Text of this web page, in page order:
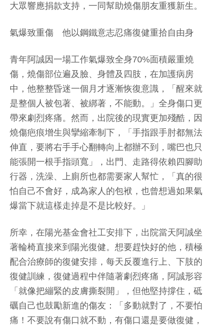
大眾響應捐款支持，一同幫助燒傷朋友重獲新生。
氣爆致重傷 他以鋼鐵意志忍痛復健重拾自由身
青年阿誠因一場工作氣爆致全身70%面積嚴重燒
傷，燒傷部位遍及臉、身體及四肢，在加護病房
中，他整整昏迷一個月才逐漸恢復意識，「醒來就
是整個人被包著、被綁著，不能動。」全身傷口更
帶來劇烈疼痛。然而，出院後的現實更加殘酷，因
燒傷疤痕增生與攣縮牽制下，「手指跟手肘都無法
伸直，要將右手手心翻轉向上都辦不到，嘴巴也只
能張開一根手指頭寬」，出門、走路得依賴四腳助
行器，洗澡、上廁所也都需要家人幫忙，「真的很
怕自己不會好，成為家人的包袱，也曾想過如果氣
爆當下就這樣走掉是不是比較好。」
所幸，在陽光基金會社工安排下，出院當天阿誠坐
著輪椅直接來到陽光復健。想要趕快好的他，積極
配合治療師的復健安排，每天反覆進行上、下肢的
復健訓練，復健過程中伴隨著劇烈疼痛，阿誠形容
「就像把繃緊的皮膚撕裂開」，但他堅持撐住，砥
礪自己也鼓勵新進的傷友：「多動就對了，不要怕
痛！不要說有傷口就不動，有傷口還是要做復健，